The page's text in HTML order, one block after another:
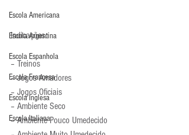
Escola Americana
Escola Argentina
Escola Espanhola
Escola Francesa
Escola Inglesa
Escola Italiana
Indicações:
– Treinos
– Jogos Amadores
– Jogos Oficiais
– Ambiente Seco
– Ambiente Pouco Umedecido